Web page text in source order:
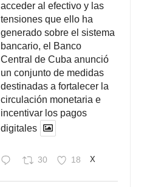
acceder al efectivo y las
tensiones que ello ha
generado sobre el sistema
bancario, el Banco
Central de Cuba anunció
un conjunto de medidas
destinadas a fortalecer la
circulación monetaria e
incentivar los pagos
digitales
30 18 X